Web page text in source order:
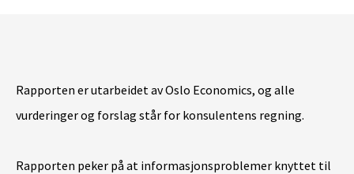
Rapporten er utarbeidet av Oslo Economics, og alle
vurderinger og forslag står for konsulentens regning.
Rapporten peker på at informasjonsproblemer knyttet til